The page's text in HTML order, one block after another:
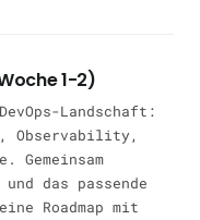
1-2)
Landschaft:
Observability,
Gemeinsam
das passende
Roadmap mit